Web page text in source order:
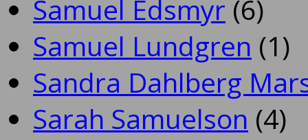
Samuel Edsmyr (6)
Samuel Lundgren (1)
Sandra Dahlberg
Sarah Samuelson (4)